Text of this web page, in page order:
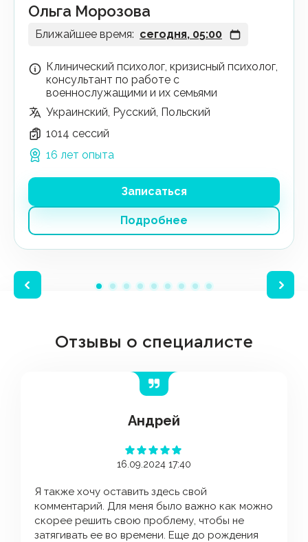
Ольга Морозова
Ближайшее время: сегодня, 05:00
Клинический психолог, кризисный психолог,
консультант по работе с
военнослужащими и их семьями
Украинский, Русский, Польский
1014 сессий
16 лет опыта
Подробнее
Записаться
Отзывы о специалисте
Андрей
16.09.2024 17:40
Я также хочу оставить здесь свой
комментарий. Для меня было важно как можно
скорее решить свою проблему, чтобы не
затягивать ее во времени. Еще до рождения